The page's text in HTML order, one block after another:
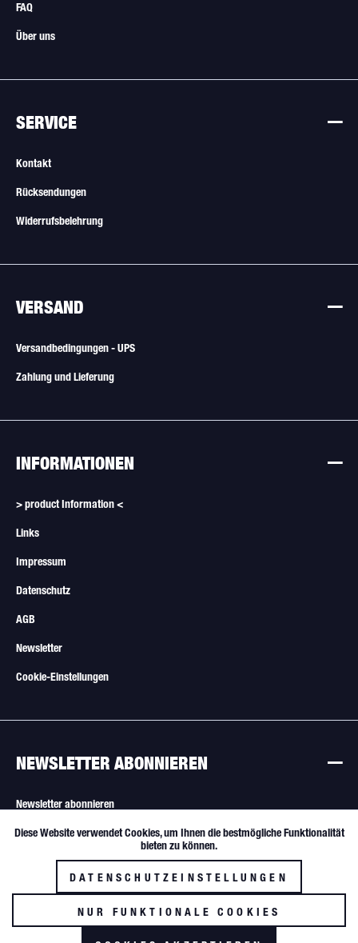
FAQ
Über uns
SERVICE
Kontakt
Rücksendungen
Widerrufsbelehrung
VERSAND
Versandbedingungen - UPS
Zahlung und Lieferung
INFORMATIONEN
> product Information <
Links
Impressum
Datenschutz
AGB
Newsletter
Cookie-Einstellungen
NEWSLETTER ABONNIEREN
Newsletter abonnieren
Alle Angebote sind freibleibend. Verkauf nur an Wiederverkäufer und
gewerbliche Käufer.
Funktionale Aktiv
Inaktiv
Diese Website verwendet Cookies, um Ihnen die bestmögliche Funktionalität
bieten zu können.
DATENSCHUTZEINSTELLUNGEN
NUR FUNKTIONALE COOKIES